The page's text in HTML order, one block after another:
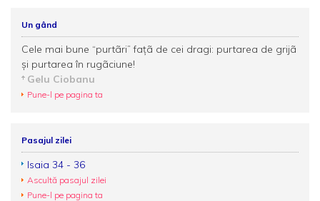
Un gând
Cele mai bune “purtãri” fațã de cei dragi: purtarea de grijã
și purtarea în rugãciune!
Gelu Ciobanu
Pune-l pe pagina ta
Pasajul zilei
Isaia 34 - 36
Ascultă pasajul zilei
Pune-l pe pagina ta